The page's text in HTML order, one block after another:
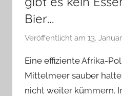
Bier…
Veröffentlicht am 13.
Eine effiziente Afrika-
Mittelmeer sauber
nicht weiter kümmern.